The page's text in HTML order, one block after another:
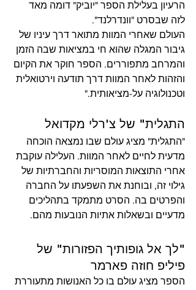
הרעיון בעלילת הספר "יוביק" דומה מאד
לזה שבסרט "וונדרלנד".
העולם שאחרי המוות מתואר דרך עיניו של
גיבור המגלה שהוא חי במציאות שבה הזמן
והמרחב מתפוררים. הספר חוקר את הקיום
והזהות לאחר המוות דרך תודעה וירטואלית
וטכנולוגיה על-מציאותית."
התגלית" של צ'רלי מקדואל
"התגלית" מציג עולם שבו נמצאה הוכחה
מדעית לחיים לאחר המוות. העלילה עוקבת
אחרי התוצאות המוסריות והחברתיות של
גילוי זה, ובוחנת את השפעתו על החברה
והפרטים בה. הסרט מתמקד בתהליכים
מדעיים ובשאלות אתיות הנובעות מהם.
"לך אל גופותיך הפזורות" של
פיליפ חוזה פארמר
הספר מציג עולם בו כל האנושות מתעוררת